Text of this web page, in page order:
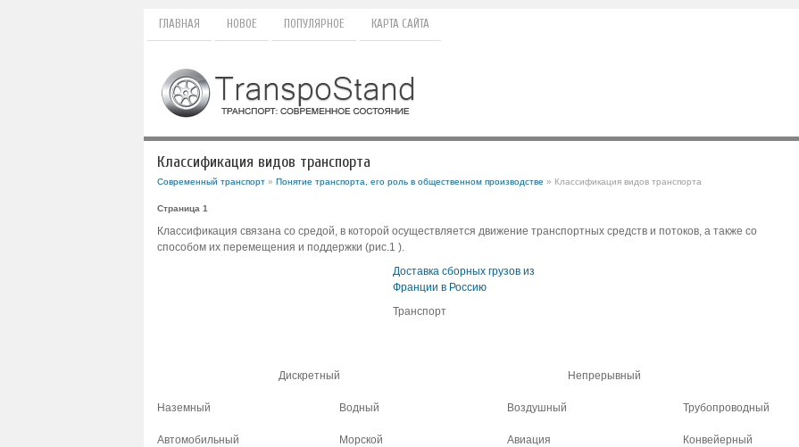
ГЛАВНАЯ НОВОЕ ПОПУЛЯРНОЕ КАРТА САЙТА
Классификация видов транспорта
Современный транспорт» Понятие транспорта, его роль в общественном производстве » Классификация видов транспорта
Страница 1
Классификация связана со средой, в которой осуществляется движение транспортных средств и потоков, а также со
способом их перемещения и поддержки (рис.1 ).
Доставка сборных грузов из
Франции в Россию
Транспорт
Дискретный Непрерывный
Наземный Водный Воздушный Трубопроводный
Автомобильный Морской Авиация Конвейерный